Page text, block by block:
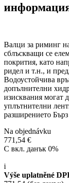
Валци за риминг
сблъскващи се
покрития, като
ридел и т.н., и
Водоустойчива
допълнителни
изисквания могат
уплътнителни
разширението
Na objednávku
771,54 €
С вкл. данък 0%
i
Výše uplatněné